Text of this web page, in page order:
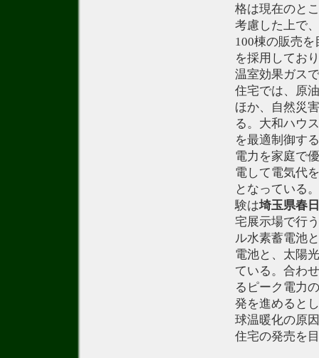
格は現在のと
考慮した上で
100棟の販売
を採用してお
温室効果ガス
住宅では、原
ほか、自然災
る。大和ハウ
を最適制御す
電力を家庭で
電して電気代
となっている
験は埼玉県春
宅展示場で行
ル水素蓄電池
電池と、太陽
ている。合わ
るピーク電力
発を進めると
球温暖化の原
住宅の発売を